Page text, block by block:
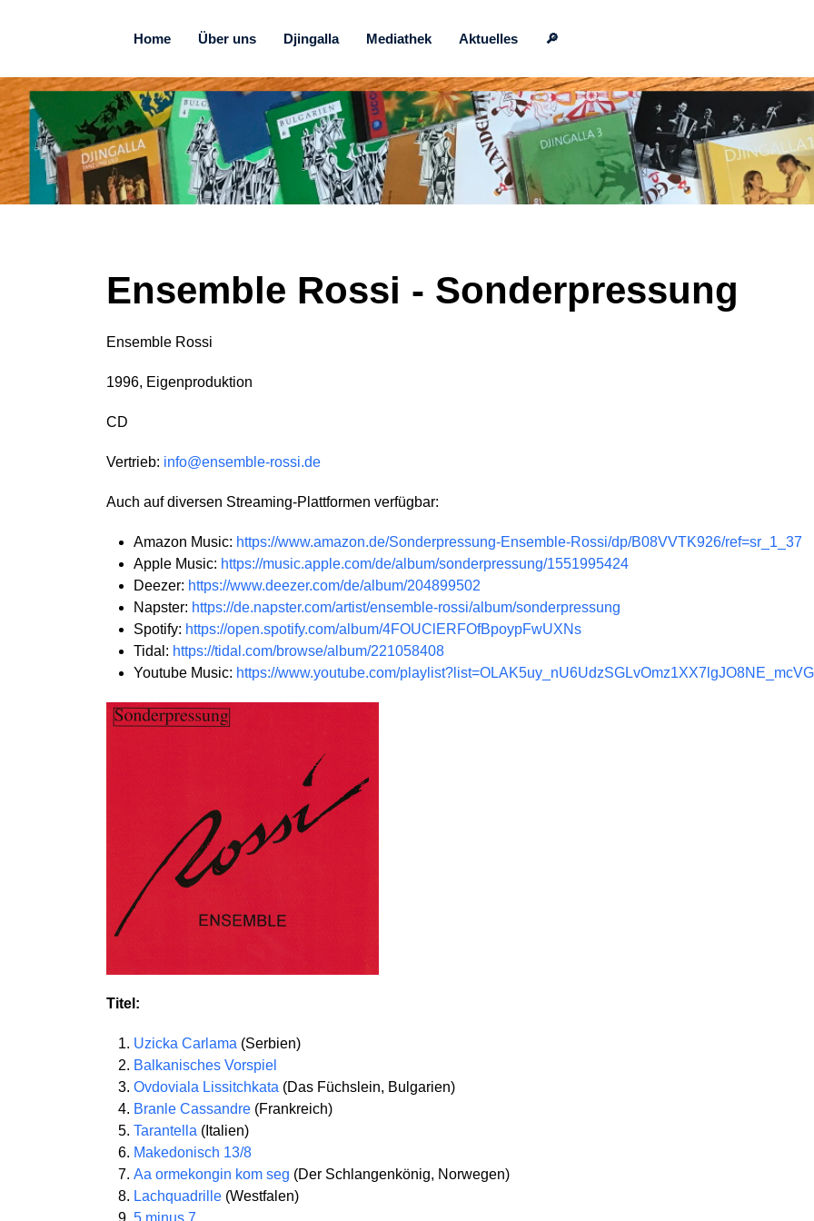
Home Über uns Djingalla Mediathek Aktuelles 🔎
Ensemble Rossi - Sonderpressung
Ensemble Rossi
1996, Eigenproduktion
CD
Vertrieb: info@ensemble-rossi.de
Auch auf diversen Streaming-Plattformen verfügbar:
Amazon Music: https://www.amazon.de/Sonderpressung-Ensemble-Rossi/dp/B08VVTK926/ref=sr_1_37
Apple Music: https://music.apple.com/de/album/sonderpressung/1551995424
Deezer: https://www.deezer.com/de/album/204899502
Napster: https://de.napster.com/artist/ensemble-rossi/album/sonderpressung
Spotify: https://open.spotify.com/album/4FOUClERFOfBpoypFwUXNs
Tidal: https://tidal.com/browse/album/221058408
Youtube Music: https://www.youtube.com/
Titel:
Uzicka Carlama (Serbien)
Balkanisches Vorspiel
Ovdoviala Lissitchkata (Das Füchslein, Bulgarien)
Branle Cassandre (Frankreich)
Tarantella (Italien)
Makedonisch 13/8
Aa ormekongin kom seg (Der Schlangenkönig, Norwegen)
Lachquadrille (Westfalen)
5 minus 7